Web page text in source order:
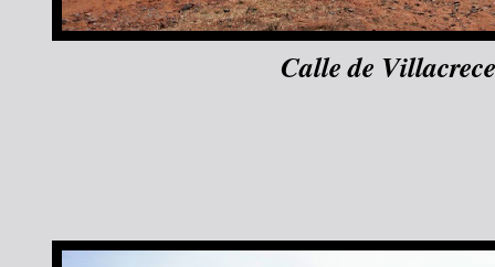
Calle de